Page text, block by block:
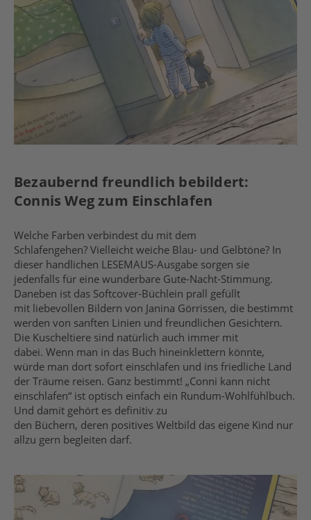
Bezaubernd freundlich bebildert:
Connis Weg zum Einschlafen
Welche Farben verbindest du mit dem
Schlafengehen? Vielleicht weiche Blau- und Gelbtöne? In
dieser handlichen LESEMAUS-Ausgabe sorgen sie
jedenfalls für eine wunderbare Gute-Nacht-Stimmung.
Daneben ist das Softcover-Büchlein prall gefüllt
mit liebevollen Bildern von Janina Görrissen, die bestimmt
werden von sanften Linien und freundlichen Gesichtern.
Die Kuscheltiere sind natürlich auch immer mit
dabei. Wenn man in das Buch hineinklettern könnte,
würde man dort sofort einschlafen und ins friedliche Land
der Träume reisen. Ganz bestimmt! „Conni kann nicht
einschlafen“ ist optisch einfach ein Rundum-Wohlfühlbuch.
Und damit gehört es definitiv zu
den Büchern, deren positives Weltbild das eigene Kind nur
allzu gern begleiten darf.